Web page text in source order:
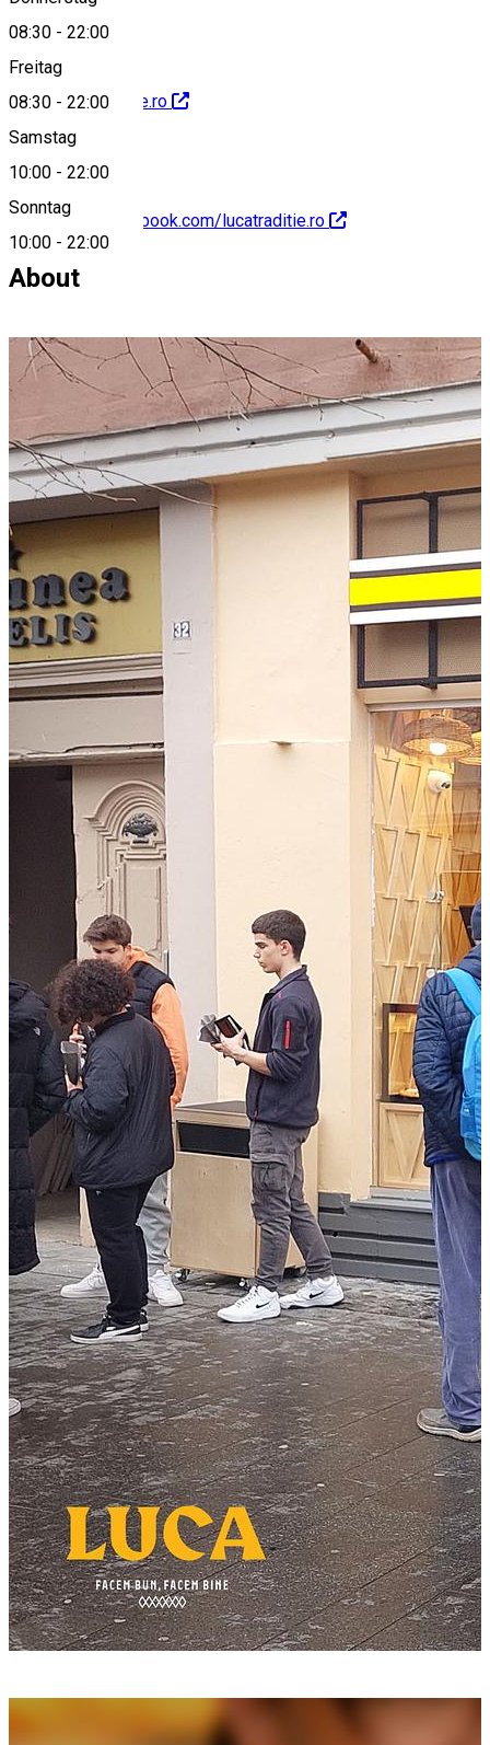
08:30 - 22:00
Freitag
08:30 - 22:00
Samstag
10:00 - 22:00
Sonntag
10:00 - 22:00
https://lucatraditie.ro
https://www.facebook.com/lucatraditie.ro
About